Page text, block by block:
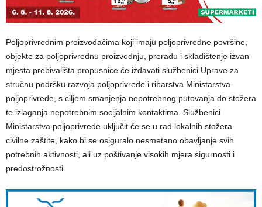
Poljoprivrednim proizvođačima koji imaju poljoprivredne površine,
objekte za poljoprivrednu proizvodnju, preradu i skladištenje izvan
mjesta prebivališta propusnice će izdavati službenici Uprave za
stručnu podršku razvoja poljoprivrede i ribarstva Ministarstva
poljoprivrede, s ciljem smanjenja nepotrebnog putovanja do stožera
te izlaganja nepotrebnim socijalnim kontaktima. Službenici
Ministarstva poljoprivrede uključit će se u rad lokalnih stožera
civilne zaštite, kako bi se osiguralo nesmetano obavljanje svih
potrebnih aktivnosti, ali uz poštivanje visokih mjera sigurnosti i
predostrožnosti.